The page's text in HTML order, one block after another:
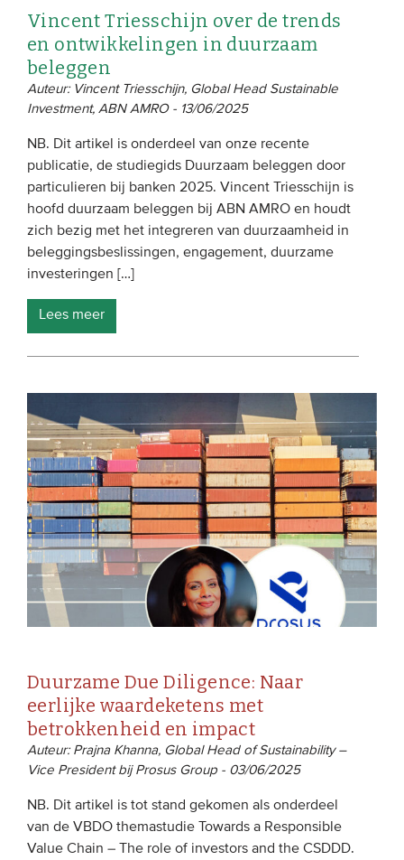
Vincent Triesschijn over de trends
en ontwikkelingen in duurzaam
beleggen
Auteur: Vincent Triesschijn, Global Head Sustainable
Investment, ABN AMRO - 13/06/2025
NB. Dit artikel is onderdeel van onze recente
publicatie, de studiegids Duurzaam beleggen door
particulieren bij banken 2025. Vincent Triesschijn is
hoofd duurzaam beleggen bij ABN AMRO en houdt
zich bezig met het integreren van duurzaamheid in
beleggingsbeslissingen, engagement, duurzame
investeringen […]
Lees meer
Duurzame Due Diligence: Naar
eerlijke waardeketens met
betrokkenheid en impact
Auteur: Prajna Khanna, Global Head of Sustainability –
Vice President bij Prosus Group - 03/06/2025
NB. Dit artikel is tot stand gekomen als onderdeel
van de VBDO themastudie Towards a Responsible
Value Chain – The role of investors and the CSDDD.